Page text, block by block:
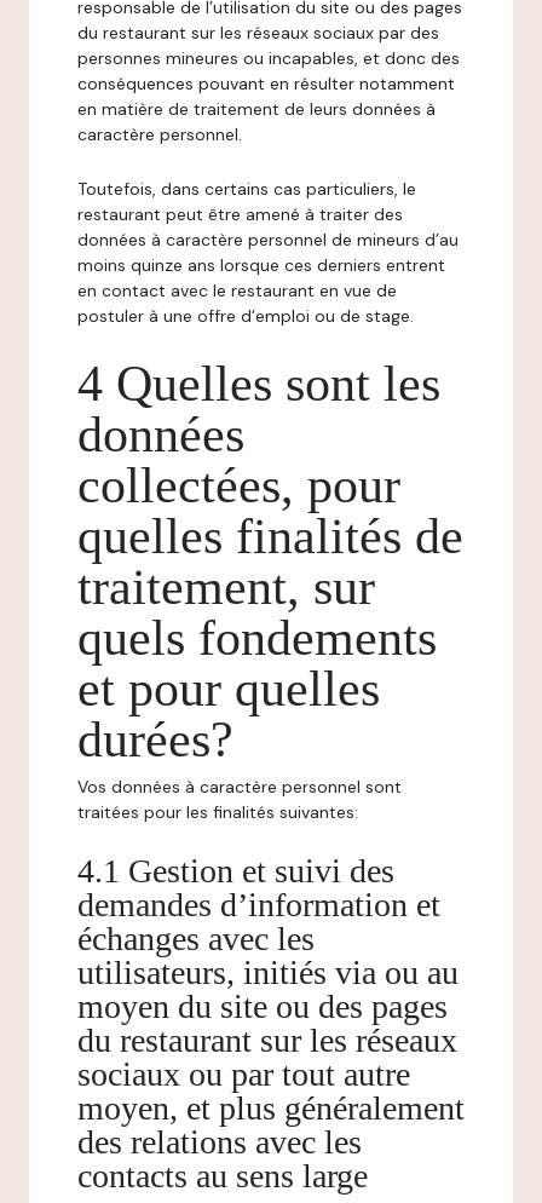
responsable de l’utilisation du site ou des pages
du restaurant sur les réseaux sociaux par des
personnes mineures ou incapables, et donc des
conséquences pouvant en résulter notamment
en matière de traitement de leurs données à
caractère personnel.
Toutefois, dans certains cas particuliers, le
restaurant peut être amené à traiter des
données à caractère personnel de mineurs d’au
moins quinze ans lorsque ces derniers entrent
en contact avec le restaurant en vue de
postuler à une offre d’emploi ou de stage.
4 Quelles sont les
données
collectées, pour
quelles finalités de
traitement, sur
quels fondements
et pour quelles
durées?
Vos données à caractère personnel sont
traitées pour les finalités suivantes:
4.1 Gestion et suivi des
demandes d’information et
échanges avec les
utilisateurs, initiés via ou au
moyen du site ou des pages
du restaurant sur les réseaux
sociaux ou par tout autre
moyen, et plus généralement
des relations avec les
contacts au sens large